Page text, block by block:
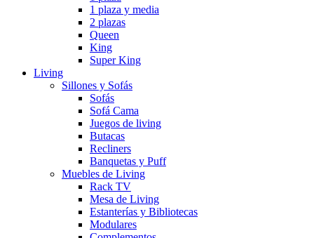
1 plaza y media
2 plazas
Queen
King
Super King
Living
Sillones y Sofás
Sofás
Sofá Cama
Juegos de living
Butacas
Recliners
Banquetas y Puff
Muebles de Living
Rack TV
Mesa de Living
Estanterías y Bibliotecas
Modulares